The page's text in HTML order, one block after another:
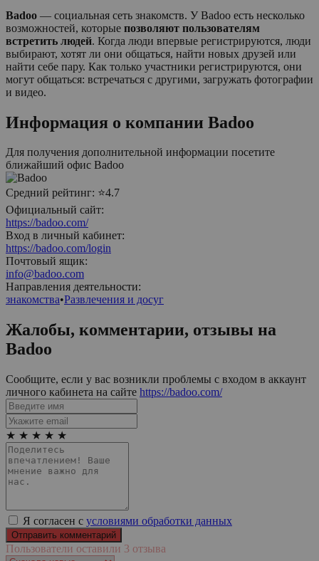
Badoo — социальная сеть знакомств. У Badoo есть несколько
возможностей, которые позволяют пользователям
встретить людей. Когда люди впервые регистрируются, люди
выбирают, хотят ли они общаться, найти новых друзей или
найти себе пару. Как только участники регистрируются, они
могут общаться: встречаться с другими, загружать фотографии
и видео.
Информация о компании Badoo
Для получения дополнительной информации посетите
ближайший офис Badoo
Средний рейтинг: ⭐4.7
Официальный сайт:
https://badoo.com/
Вход в личный кабинет:
https://badoo.com/login
Почтовый ящик:
info@badoo.com
Направления деятельности:
знакомства•Развлечения и досуг
Жалобы, комментарии, отзывы на
Badoo
Сообщите, если у вас возникли проблемы с входом в аккаунт
личного кабинета на сайте https://badoo.com/
★ ★ ★ ★ ★
Я согласен с условиями обработки данных
Пользователи оставили 3 отзыва